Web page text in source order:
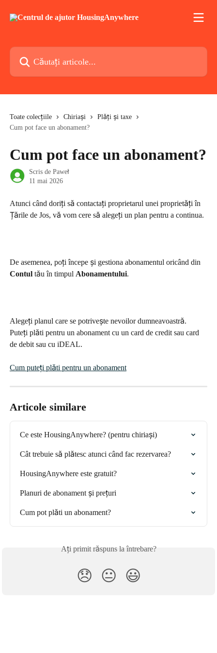
Căutați articole...
Toate colecțiile Chiriași
Plăți și taxe
Cum pot face un abonament?
Cum pot face un abonament?
Scris de Paweł
11 mai 2026
Atunci când doriți să contactați proprietarul unei proprietăți în
Țările de Jos, vă vom cere să alegeți un plan pentru a continua.
De asemenea, poți începe și gestiona abonamentul oricând din
Contul tău în timpul Abonamentului.
Alegeți planul care se potrivește nevoilor dumneavoastră.
Puteți plăti pentru un abonament cu un card de credit sau card
de debit sau cu iDEAL.
Cum puteți plăti pentru un abonament
Articole similare
Ce este HousingAnywhere? (pentru chiriași)
Cât trebuie să plătesc atunci când fac rezervarea?
HousingAnywhere este gratuit?
Planuri de abonament și prețuri
Cum pot plăti un abonament?
Ați primit răspuns la întrebare?
😞 😐 😃